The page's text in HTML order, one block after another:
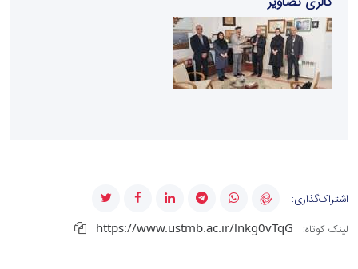
اشتراک‌گذاری:
لینک کوتاه:
https://www.ustmb.ac.ir/lnkg0vTqG